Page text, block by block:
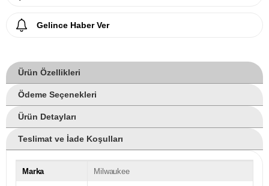
Gelince Haber Ver
Ürün Özellikleri
Ödeme Seçenekleri
Ürün Detayları
Teslimat ve İade Koşulları
Marka Milwaukee